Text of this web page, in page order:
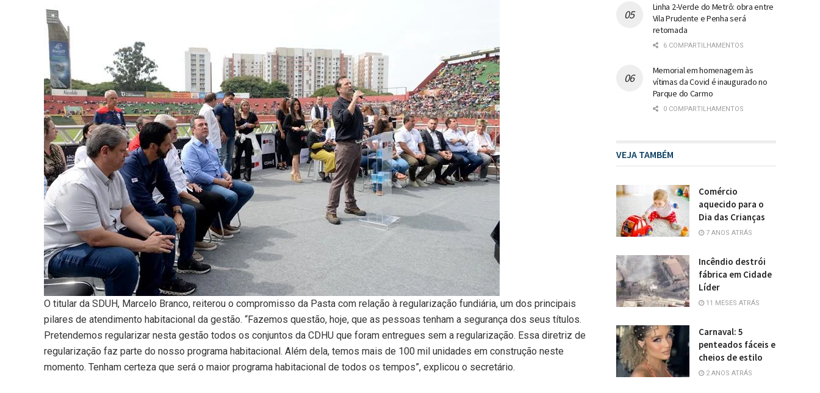
O titular da SDUH, Marcelo Branco, reiterou o compromisso da Pasta com relação à regularização fundiária, um dos principais
pilares de atendimento habitacional da gestão. “Fazemos questão, hoje, que as pessoas tenham a segurança dos seus títulos.
Pretendemos regularizar nesta gestão todos os conjuntos da CDHU que foram entregues sem a regularização. Essa diretriz de
regularização faz parte do nosso programa habitacional. Além dela, temos mais de 100 mil unidades em construção neste
momento. Tenham certeza que será o maior programa habitacional de todos os tempos”, explicou o secretário.
Linha 2-Verde do Metrô: obra entre
Vila Prudente e Penha será
retomada
6 COMPARTILHAMENTOS
Memorial em homenagem às
vítimas da Covid é inaugurado no
Parque do Carmo
0 COMPARTILHAMENTOS
VEJA TAMBÉM
Comércio
aquecido para o
Dia das Crianças
7 ANOS ATRÁS
Incêndio destrói
fábrica em Cidade
Líder
11 MESES ATRÁS
Carnaval: 5
penteados fáceis e
cheios de estilo
2 ANOS ATRÁS